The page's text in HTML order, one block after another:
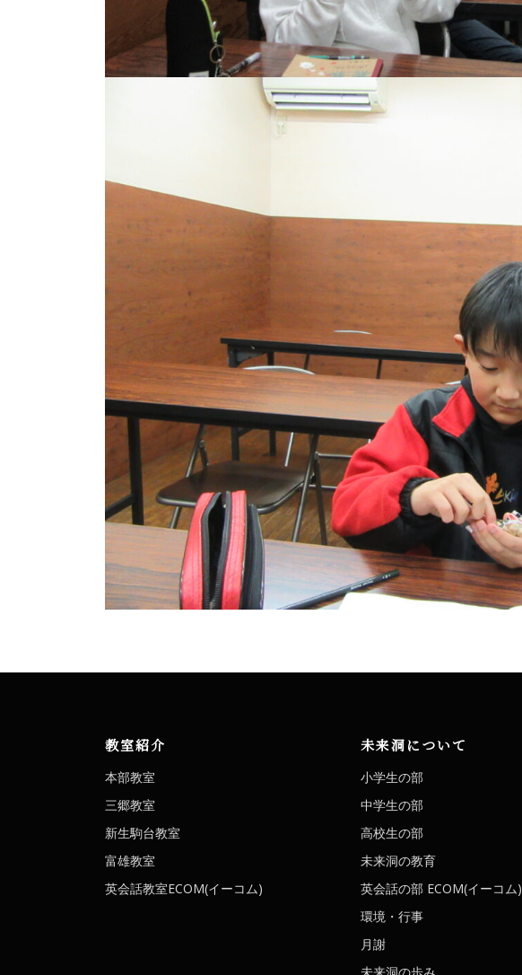
教室紹介
本部教室
三郷教室
新生駒台教室
富雄教室
英会話教室ECOM(イーコム)
未来洞について
小学生の部
中学生の部
高校生の部
未来洞の教育
英会話の部 ECOM(イーコム)
環境・行事
月謝
未来洞の歩み